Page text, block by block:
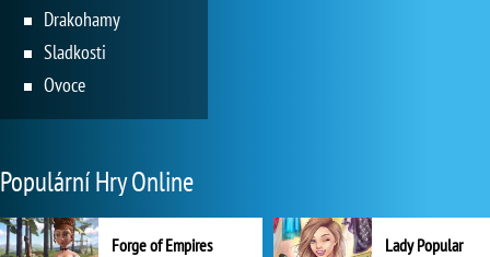
Drakohamy
Sladkosti
Ovoce
Populární Hry Online
Forge of Empires Lady Popular